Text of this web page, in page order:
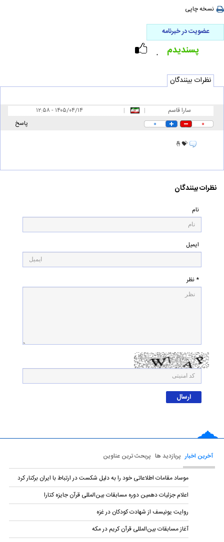
نسخه چاپی
عضویت در خبرنامه
۰ پسندیدم
نظرات بینندگان
سارا قاسم |
| ۱۲:۵۸ - ۱۴۰۵/۰۴/۱۴
۰ ۰ پاسخ
💝🤞
نظرات بینندگان
نام
ایمیل
* نظر
آخرین اخبار پربازدید ها پربحث ترین عناوین
موساد مقامات اطلاعاتی خود را به دلیل شکست در ارتباط با ایران برکنار کرد
اعلام جزئیات دهمین دوره‌ مسابقات بین‌المللی قرآن جایزه کتارا
روایت یونیسف از شهادت کودکان در غزه
آغاز مسابقات بین‌المللی قرآن کریم در مکه